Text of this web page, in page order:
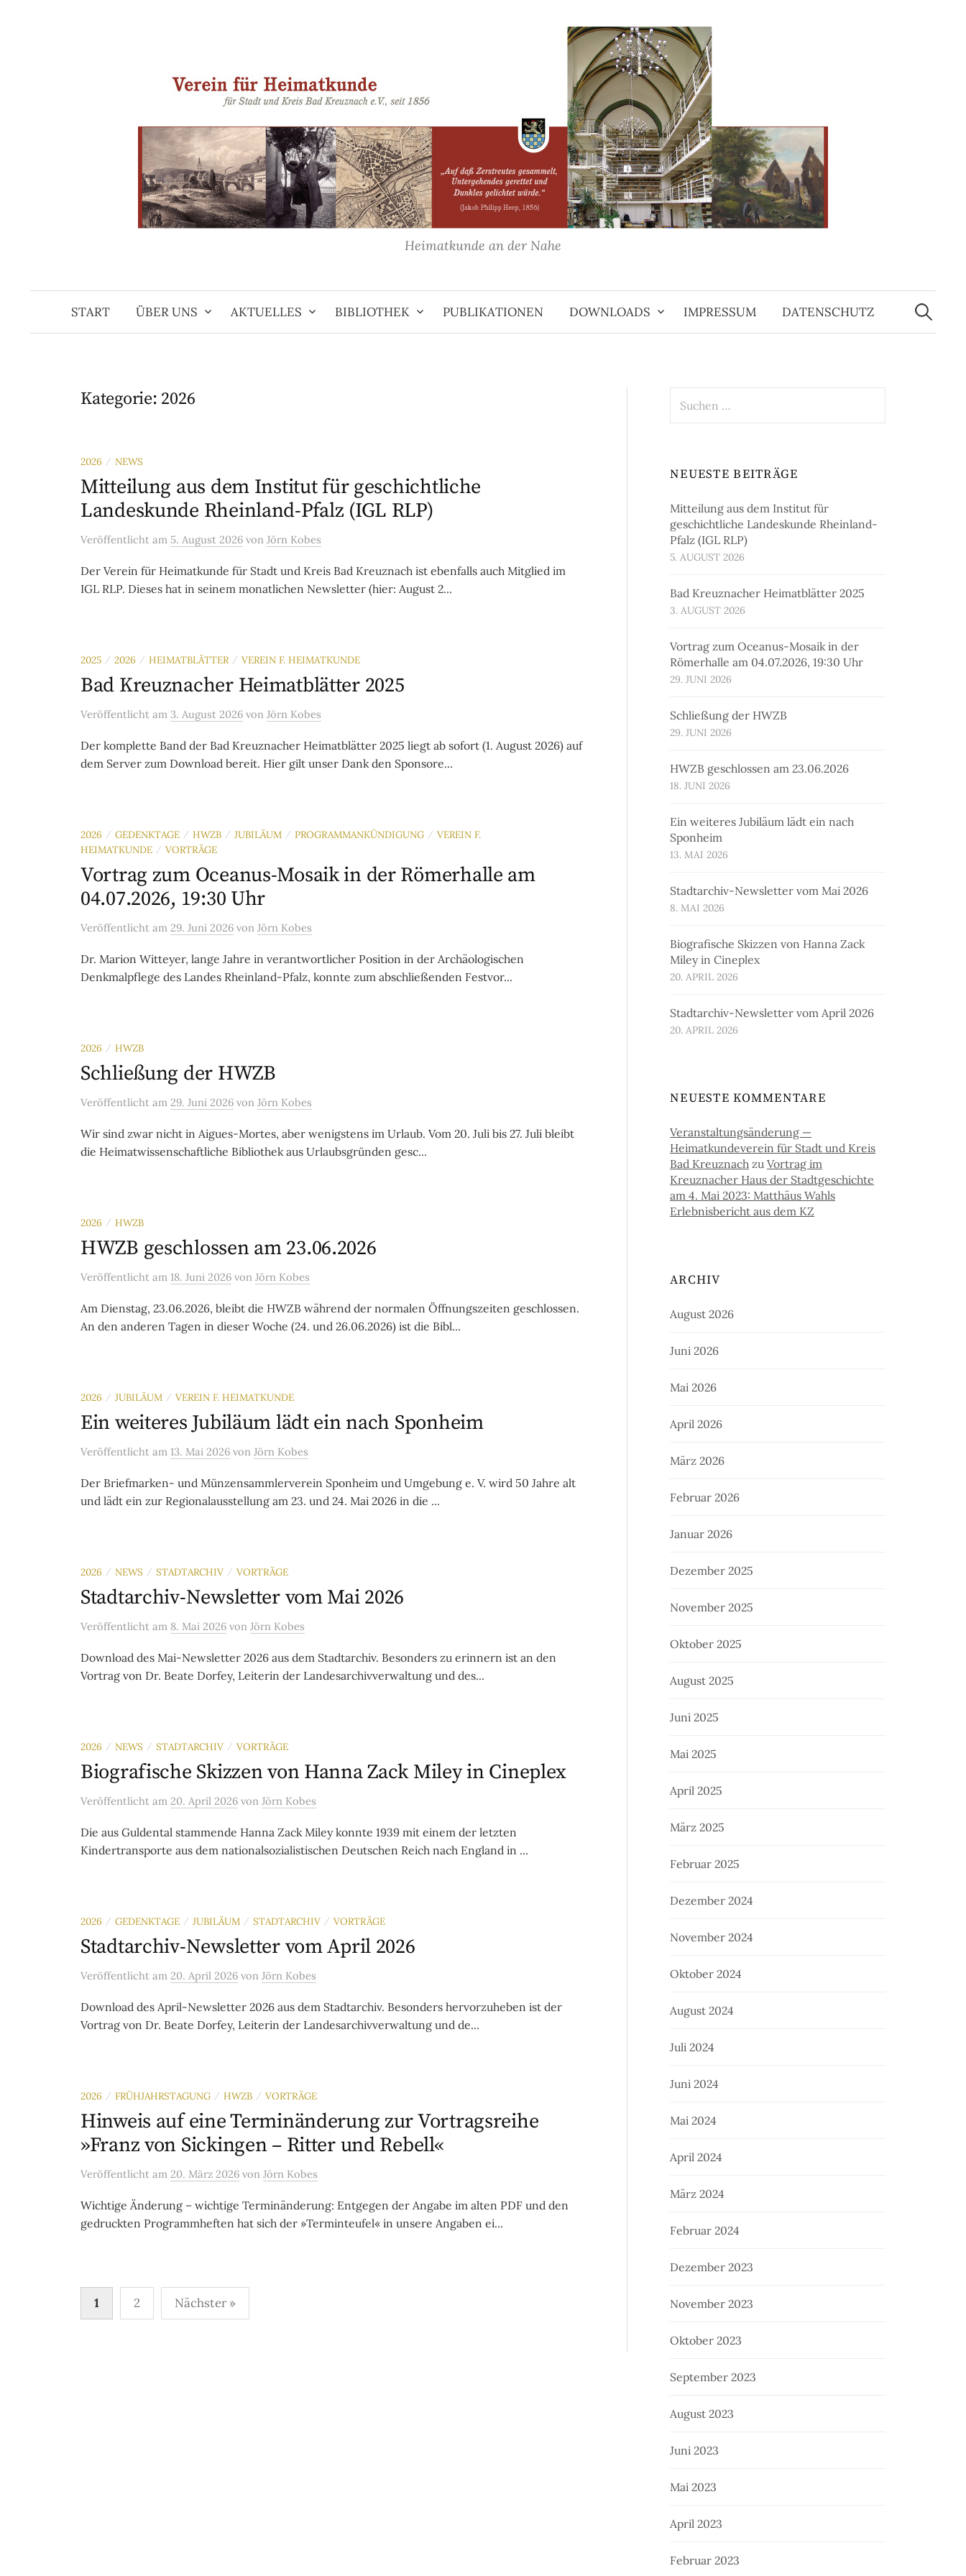
Heimatkunde an der Nahe
START ÜBER UNS AKTUELLES BIBLIOTHEK PUBLIKATIONEN DOWNLOADS IMPRESSUM DATENSCHUTZ
Suchen
nach:
Kategorie: 2026
2026 / NEWS
Mitteilung aus dem Institut für geschichtliche
Landeskunde Rheinland-Pfalz (IGL RLP)
Veröffentlicht am 5. August 2026 von Jörn Kobes
Der Verein für Heimatkunde für Stadt und Kreis Bad Kreuznach ist ebenfalls auch Mitglied im
IGL RLP. Dieses hat in seinem monatlichen Newsletter (hier: August 2...
2025 / 2026 / HEIMATBLÄTTER / VEREIN F. HEIMATKUNDE
Bad Kreuznacher Heimatblätter 2025
Veröffentlicht am 3. August 2026 von Jörn Kobes
Der komplette Band der Bad Kreuznacher Heimatblätter 2025 liegt ab sofort (1. August 2026) auf
dem Server zum Download bereit. Hier gilt unser Dank den Sponsore...
2026 / GEDENKTAGE / HWZB / JUBILÄUM / PROGRAMMANKÜNDIGUNG / VEREIN F.
HEIMATKUNDE / VORTRÄGE
Vortrag zum Oceanus-Mosaik in der Römerhalle am
04.07.2026, 19:30 Uhr
Veröffentlicht am 29. Juni 2026 von Jörn Kobes
Dr. Marion Witteyer, lange Jahre in verantwortlicher Position in der Archäologischen
Denkmalpflege des Landes Rheinland-Pfalz, konnte zum abschließenden Festvor...
2026 / HWZB
Schließung der HWZB
Veröffentlicht am 29. Juni 2026 von Jörn Kobes
Wir sind zwar nicht in Aigues-Mortes, aber wenigstens im Urlaub. Vom 20. Juli bis 27. Juli bleibt
die Heimatwissenschaftliche Bibliothek aus Urlaubsgründen gesc...
2026 / HWZB
HWZB geschlossen am 23.06.2026
Veröffentlicht am 18. Juni 2026 von Jörn Kobes
Am Dienstag, 23.06.2026, bleibt die HWZB während der normalen Öffnungszeiten geschlossen.
An den anderen Tagen in dieser Woche (24. und 26.06.2026) ist die Bibl...
2026 / JUBILÄUM / VEREIN F. HEIMATKUNDE
Ein weiteres Jubiläum lädt ein nach Sponheim
Veröffentlicht am 13. Mai 2026 von Jörn Kobes
Der Briefmarken- und Münzensammlerverein Sponheim und Umgebung e. V. wird 50 Jahre alt
und lädt ein zur Regionalausstellung am 23. und 24. Mai 2026 in die ...
2026 / NEWS / STADTARCHIV / VORTRÄGE
Stadtarchiv-Newsletter vom Mai 2026
Veröffentlicht am 8. Mai 2026 von Jörn Kobes
Download des Mai-Newsletter 2026 aus dem Stadtarchiv. Besonders zu erinnern ist an den
Vortrag von Dr. Beate Dorfey, Leiterin der Landesarchivverwaltung und des...
2026 / NEWS / STADTARCHIV / VORTRÄGE
Biografische Skizzen von Hanna Zack Miley in Cineplex
Veröffentlicht am 20. April 2026 von Jörn Kobes
Die aus Guldental stammende Hanna Zack Miley konnte 1939 mit einem der letzten
Kindertransporte aus dem nationalsozialistischen Deutschen Reich nach England in ...
2026 / GEDENKTAGE / JUBILÄUM / STADTARCHIV / VORTRÄGE
Stadtarchiv-Newsletter vom April 2026
Veröffentlicht am 20. April 2026 von Jörn Kobes
Download des April-Newsletter 2026 aus dem Stadtarchiv. Besonders hervorzuheben ist der
Vortrag von Dr. Beate Dorfey, Leiterin der Landesarchivverwaltung und de...
2026 / FRÜHJAHRSTAGUNG / HWZB / VORTRÄGE
Hinweis auf eine Terminänderung zur Vortragsreihe
»Franz von Sickingen – Ritter und Rebell«
Veröffentlicht am 20. März 2026 von Jörn Kobes
Wichtige Änderung – wichtige Terminänderung: Entgegen der Angabe im alten PDF und den
gedruckten Programmheften hat sich der »Terminteufel« in unsere Angaben ei...
Seitennummerierung
1 2 Nächster »
nach:
NEUESTE BEITRÄGE
Mitteilung aus dem Institut für
geschichtliche Landeskunde Rheinland-
Pfalz (IGL RLP)
5. AUGUST 2026
Bad Kreuznacher Heimatblätter 2025
3. AUGUST 2026
Vortrag zum Oceanus-Mosaik in der
Römerhalle am 04.07.2026, 19:30 Uhr
29. JUNI 2026
Schließung der HWZB
29. JUNI 2026
HWZB geschlossen am 23.06.2026
18. JUNI 2026
Ein weiteres Jubiläum lädt ein nach
Sponheim
13. MAI 2026
Stadtarchiv-Newsletter vom Mai 2026
8. MAI 2026
Biografische Skizzen von Hanna Zack
Miley in Cineplex
20. APRIL 2026
Stadtarchiv-Newsletter vom April 2026
20. APRIL 2026
NEUESTE KOMMENTARE
Veranstaltungsänderung —
Heimatkundeverein für Stadt und Kreis
Bad Kreuznach zuVortrag im
Kreuznacher Haus der Stadtgeschichte
am 4. Mai 2023: Matthäus Wahls
Erlebnisbericht aus dem KZ
ARCHIV
August 2026
Juni 2026
Mai 2026
April 2026
März 2026
Februar 2026
Januar 2026
Dezember 2025
November 2025
Oktober 2025
August 2025
Juni 2025
Mai 2025
April 2025
März 2025
Februar 2025
Dezember 2024
November 2024
Oktober 2024
August 2024
Juli 2024
Juni 2024
Mai 2024
April 2024
März 2024
Februar 2024
Dezember 2023
November 2023
Oktober 2023
September 2023
August 2023
Juni 2023
Mai 2023
April 2023
Februar 2023